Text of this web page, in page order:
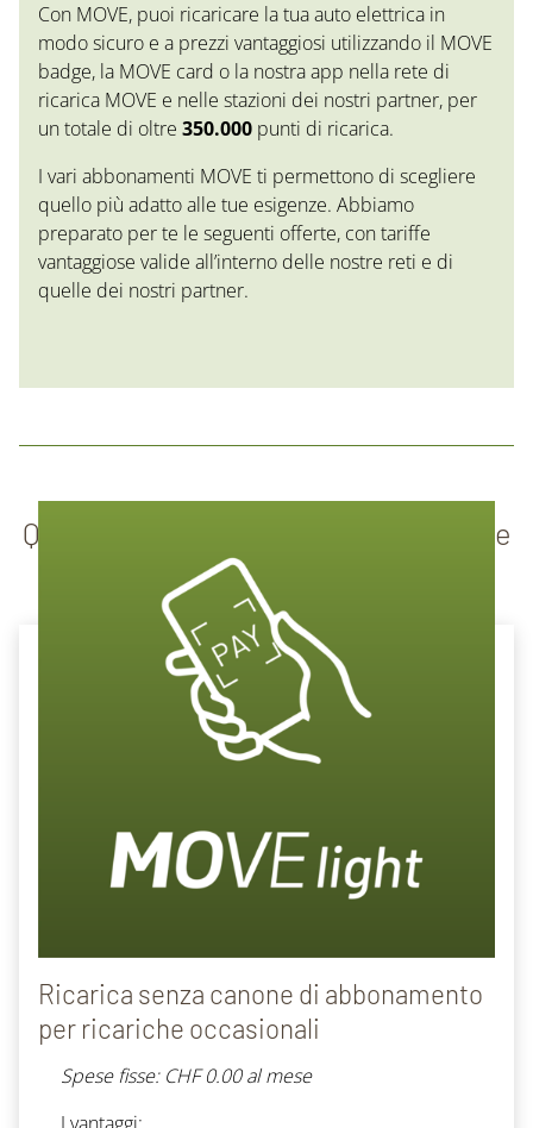
Con MOVE, puoi ricaricare la tua auto elettrica in
modo sicuro e a prezzi vantaggiosi utilizzando il MOVE
badge, la MOVE card o la nostra app nella rete di
ricarica MOVE e nelle stazioni dei nostri partner, per
un totale di oltre 350.000 punti di ricarica.
I vari abbonamenti MOVE ti permettono di scegliere
quello più adatto alle tue esigenze. Abbiamo
preparato per te le seguenti offerte, con tariffe
vantaggiose valide all’interno delle nostre reti e di
quelle dei nostri partner.
Queste sono le soluzioni MOVE giuste
per te.
Ricarica senza canone di abbonamento
per ricariche occasionali
Spese fisse: CHF 0.00 al mese